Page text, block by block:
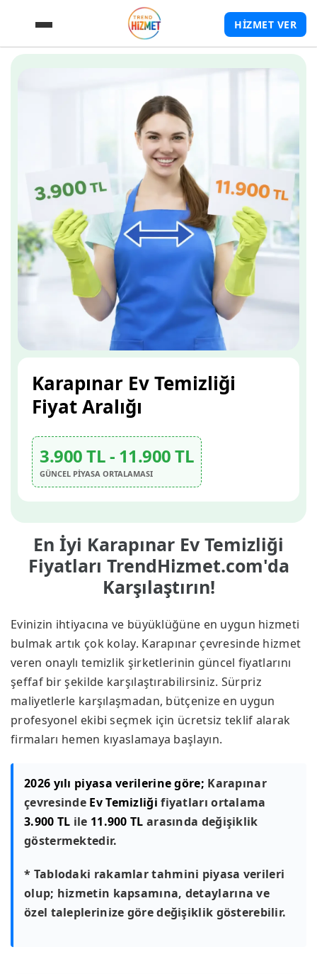
HİZMET VER
En İyi Karapınar Ev Temizliği
Fiyatları TrendHizmet.com'da
Karşılaştırın!
Evinizin ihtiyacına ve büyüklüğüne en uygun hizmeti
bulmak artık çok kolay. Karapınar çevresinde hizmet
veren onaylı temizlik şirketlerinin güncel fiyatlarını
şeffaf bir şekilde karşılaştırabilirsiniz. Sürpriz
maliyetlerle karşılaşmadan, bütçenize en uygun
profesyonel ekibi seçmek için ücretsiz teklif alarak
firmaları hemen kıyaslamaya başlayın.
2026 yılı piyasa verilerine göre; Karapınar
çevresinde Ev Temizliği fiyatları ortalama
3.900 TL ile 11.900 TL arasında değişiklik
göstermektedir.
* Tablodaki rakamlar tahmini piyasa verileri
olup; hizmetin kapsamına, detaylarına ve
özel taleplerinize göre değişiklik gösterebilir.
Karapınar Ev Temizliği
Fiyat Aralığı
3.900 TL - 11.900 TL
GÜNCEL PİYASA ORTALAMASI